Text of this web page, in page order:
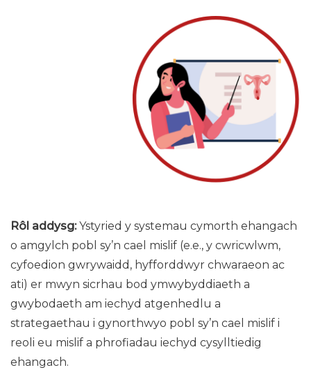
Rôl addysg:Ystyried y systemau cymorth ehangach
o amgylch pobl sy’n cael mislif (e.e., y cwricwlwm,
cyfoedion gwrywaidd, hyfforddwyr chwaraeon ac
ati) er mwyn sicrhau bod ymwybyddiaeth a
gwybodaeth am iechyd atgenhedlu a
strategaethau i gynorthwyo pobl sy’n cael mislif i
reoli eu mislif a phrofiadau iechyd cysylltiedig
ehangach.